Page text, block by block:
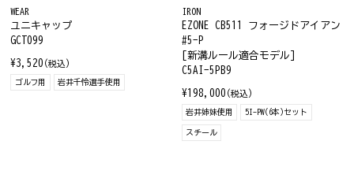
WEAR
ユニキャップ
GCT099
¥3,520 (税込)
ゴルフ用 岩井千怜選手使用
IRON
EZONE CB511 フォージドアイアン
#5-P
[新溝ルール適合モデル]
C5AI-5PB9
¥198,000 (税込)
岩井姉妹使用 5I-PW(6本)セット
スチール